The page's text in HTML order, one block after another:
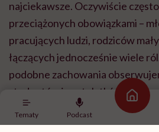
Tematy Podcast
Strona
najciekawsze. Oczywiście
przeciążonych obowiązkami –
pracujących ludzi, rodziców
łączących jednocześnie wiele
podobne zachowania
studentów i nastolatków, którzy
takiej liczby obowiązków jak
nie możemy tłumaczyć tego